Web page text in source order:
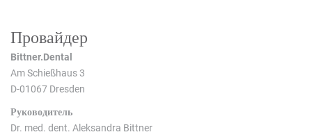
Провайдер
Bittner.Dental
Am Schießhaus 3
D-01067 Dresden
Руководитель
Dr. med. dent. Aleksandra Bittner